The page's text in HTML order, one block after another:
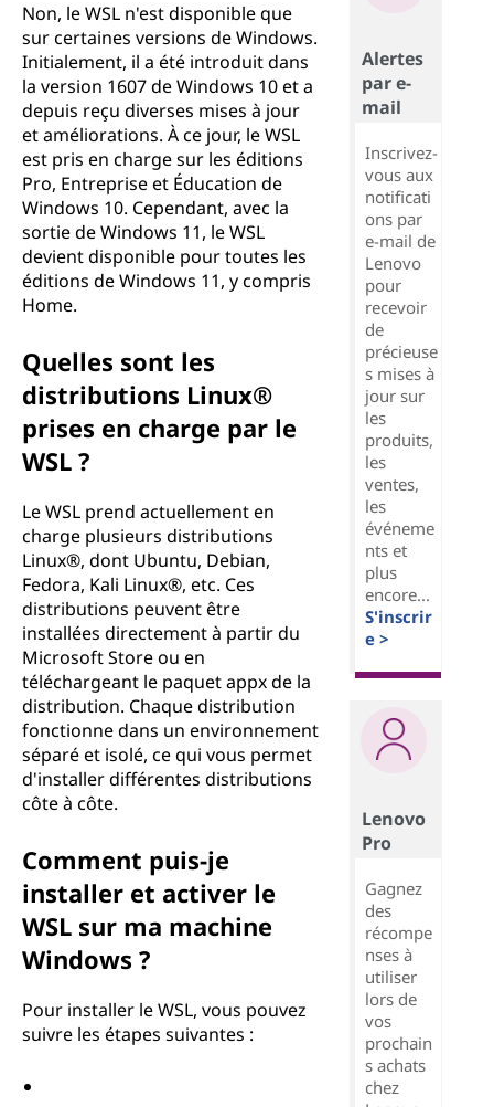
Non, le WSL n'est disponible que
sur certaines versions de Windows.
Initialement, il a été introduit dans
la version 1607 de Windows 10 et a
depuis reçu diverses mises à jour
et améliorations. À ce jour, le WSL
est pris en charge sur les éditions
Pro, Entreprise et Éducation de
Windows 10. Cependant, avec la
sortie de Windows 11, le WSL
devient disponible pour toutes les
éditions de Windows 11, y compris
Home.
Quelles sont les
distributions Linux®
prises en charge par le
WSL ?
Le WSL prend actuellement en
charge plusieurs distributions
Linux®, dont Ubuntu, Debian,
Fedora, Kali Linux®, etc. Ces
distributions peuvent être
installées directement à partir du
Microsoft Store ou en
téléchargeant le paquet appx de la
distribution. Chaque distribution
fonctionne dans un environnement
séparé et isolé, ce qui vous permet
d'installer différentes distributions
côte à côte.
Comment puis-je
installer et activer le
WSL sur ma machine
Windows ?
Pour installer le WSL, vous pouvez
suivre les étapes suivantes :
Alertes
par e-
mail
Inscrivez-
vous aux
notificati
ons par
e-mail de
Lenovo
pour
recevoir
de
précieuse
s mises à
jour sur
les
produits,
les
ventes,
les
événeme
nts et
plus
encore...
S'inscrir
e >
Lenovo
Pro
Gagnez
des
récompe
nses à
utiliser
lors de
vos
prochain
s achats
chez